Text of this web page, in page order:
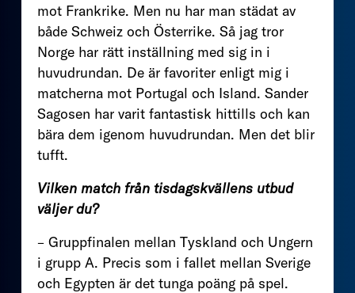
mot Frankrike. Men nu har man städat av
både Schweiz och Österrike. Så jag tror
Norge har rätt inställning med sig in i
huvudrundan. De är favoriter enligt mig i
matcherna mot Portugal och Island. Sander
Sagosen har varit fantastisk hittills och kan
bära dem igenom huvudrundan. Men det blir
tufft.
Vilken match från tisdagskvällens utbud
väljer du?
– Gruppfinalen mellan Tyskland och Ungern
i grupp A. Precis som i fallet mellan Sverige
och Egypten är det tunga poäng på spel.